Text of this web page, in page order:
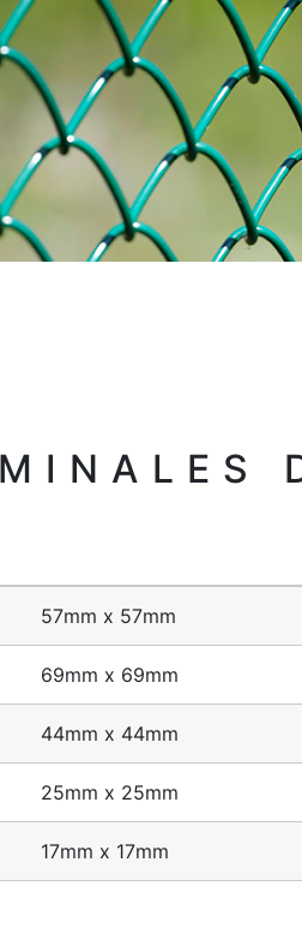
57mm x 57mm
69mm x 69mm
44mm x 44mm
25mm x 25mm
17mm x 17mm